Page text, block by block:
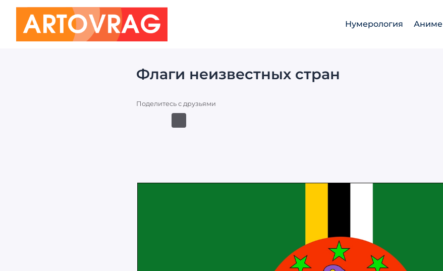
Нумерология Аниме
Флаги неизвестных стран
Поделитесь с друзьями